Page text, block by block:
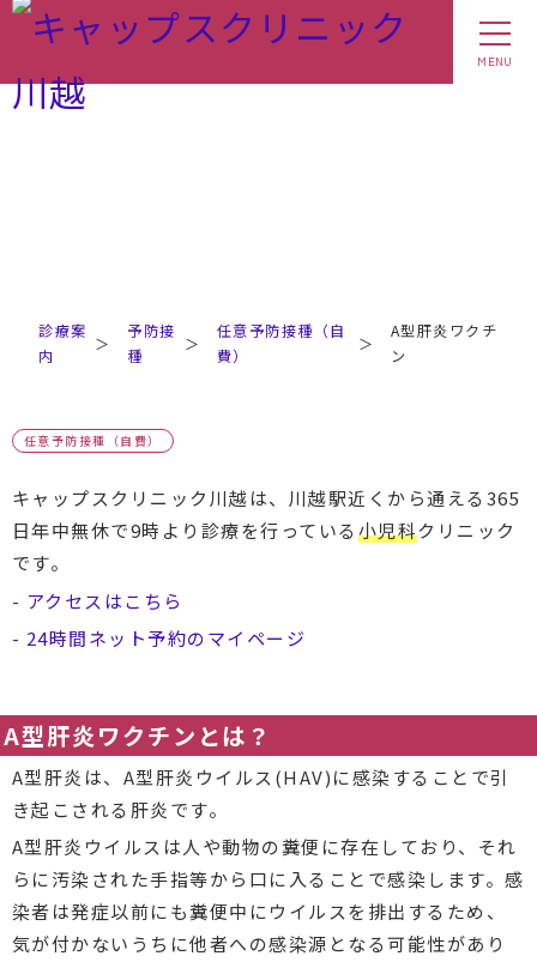
MENU
診療案
内
＞
予防接
種
＞
任意予防接種（自
費）
＞
A型肝炎ワクチ
ン
任意予防接種（自費）
キャップスクリニック川越は、川越駅近くから通える365
日年中無休で9時より診療を行っている 小児科クリニック
です。
- アクセスはこちら
- 24時間ネット予約のマイページ
A型肝炎ワクチンとは？
A型肝炎は、A型肝炎ウイルス(HAV)に感染することで引
き起こされる肝炎です。
A型肝炎ウイルスは人や動物の糞便に存在しており、それ
らに汚染された手指等から口に入ることで感染します。感
染者は発症以前にも糞便中にウイルスを排出するため、
気が付かないうちに他者への感染源となる可能性があり